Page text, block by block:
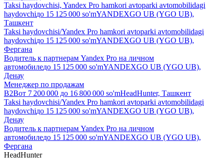
Taksi haydovchisi, Yandex Pro hamkori avtoparki avtomobilidagi
haydovchiдо 15 125 000 so'mYANDEXGO UB (YGO UB),
Ташкент
Taksi haydovchisi/Yandex Pro hamkori avtoparki avtomobilidagi
haydovchiдо 15 125 000 so'mYANDEXGO UB (YGO UB),
Фергана
Водитель к партнерам Yandex Pro на личном
автомобиледо 15 125 000 so'mYANDEXGO UB (YGO UB),
Денау
Менеджер по продажам
B2Bот 7 200 000 до 16 800 000 so'mHeadHunter, Ташкент
Taksi haydovchisi/Yandex Pro hamkori avtoparki avtomobilidagi
haydovchiдо 15 125 000 so'mYANDEXGO UB (YGO UB),
Денау
Водитель к партнерам Yandex Pro на личном
автомобиледо 15 125 000 so'mYANDEXGO UB (YGO UB),
Фергана
HeadHunter